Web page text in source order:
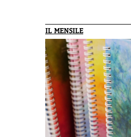
alla natura.
IL MENSILE